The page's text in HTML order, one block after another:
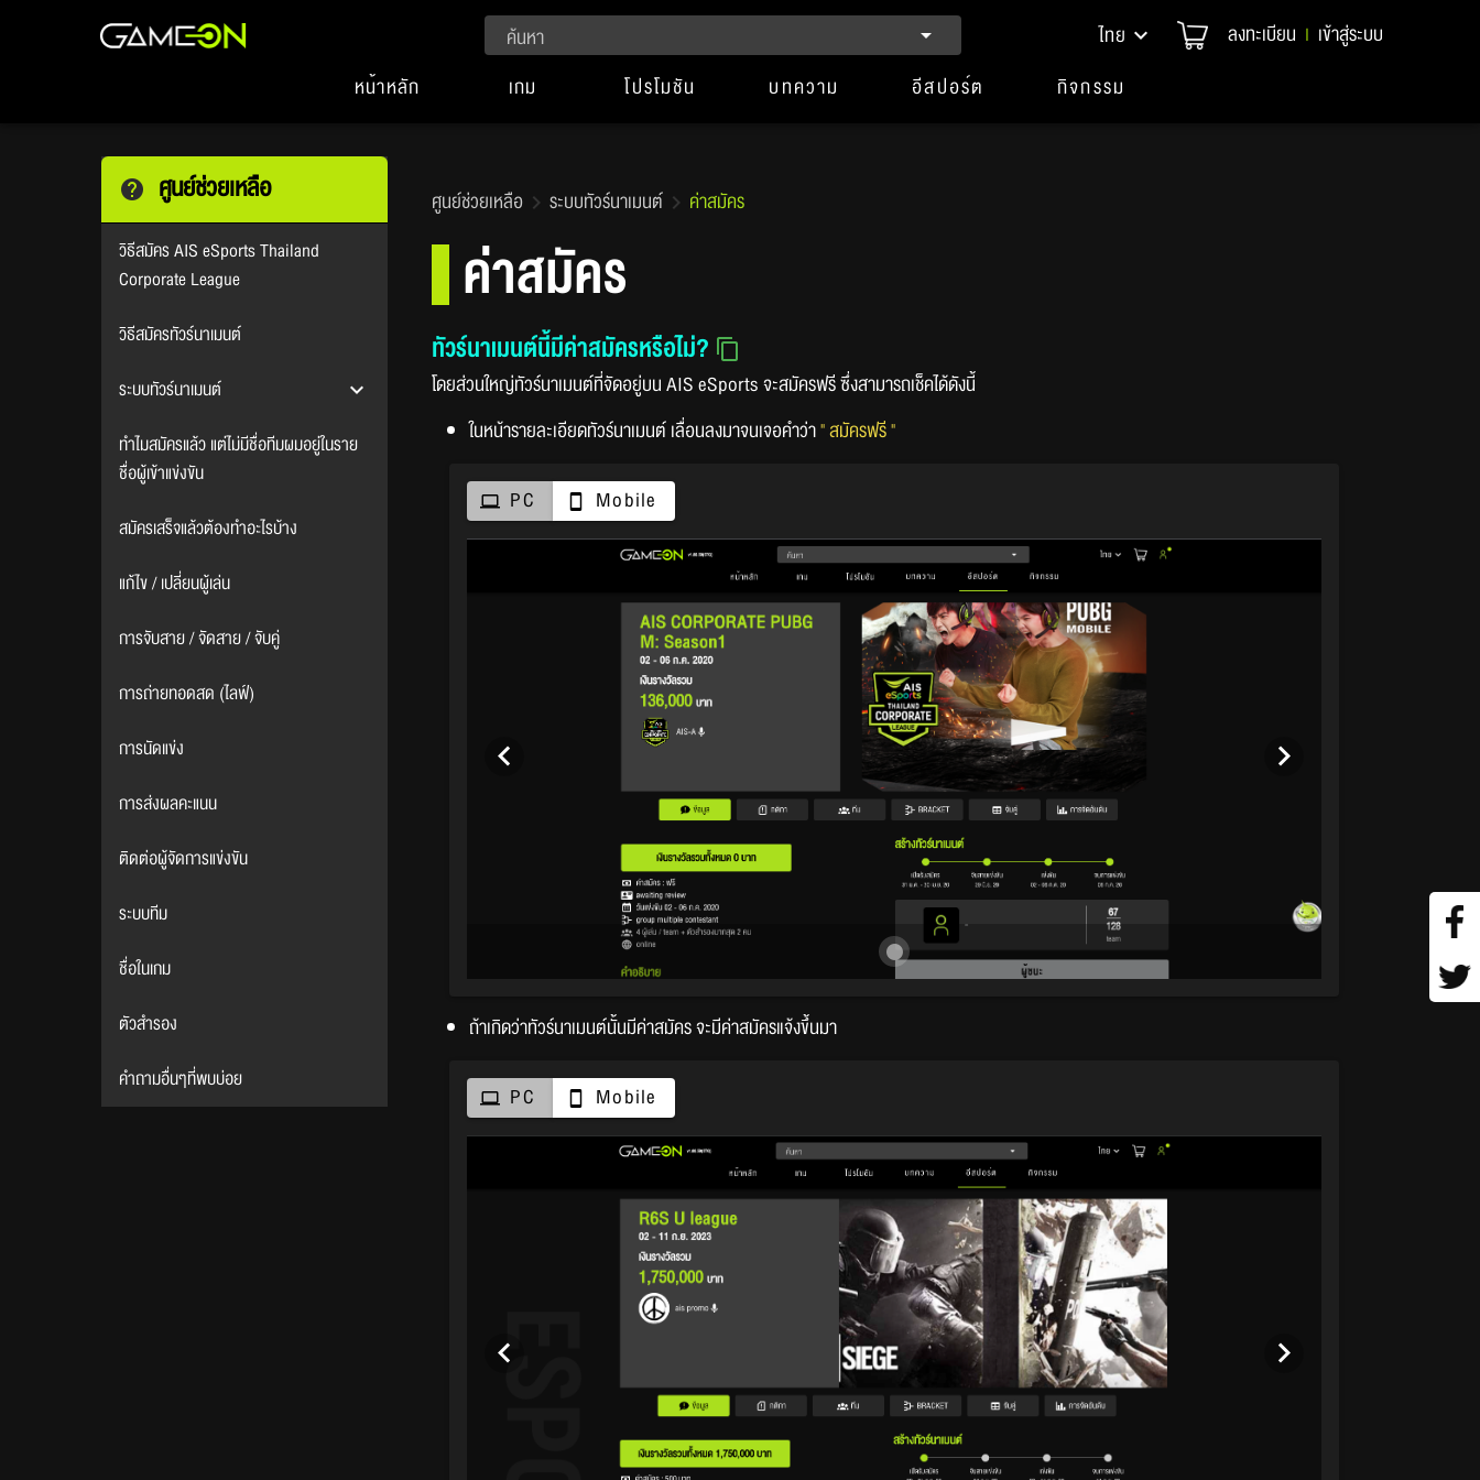
ค้นหา ไทย ลงทะเบียน | เข้าสู่ระบบ
หน้าหลัก
เกม โปรโมชัน บทความ อีสปอร์ต กิจกรรม
ศูนย์ช่วยเหลือ
วิธีสมัคร AIS eSports Thailand
Corporate League
วิธีสมัครทัวร์นาเมนต์
ระบบทัวร์นาเมนต์
ทำไมสมัครแล้ว แต่ไม่มีชื่อทีมผมอยู่ในราย
ชื่อผู้เข้าแข่งขัน
สมัครเสร็จแล้วต้องทำอะไรบ้าง
แก้ไข / เปลี่ยนผู้เล่น
การจับสาย / จัดสาย / จับคู่
การถ่ายทอดสด (ไลฟ์)
การนัดแข่ง
การส่งผลคะแนน
ติดต่อผู้จัดการแข่งขัน
ระบบทีม
ชื่อในเกม
ตัวสำรอง
คำถามอื่นๆที่พบบ่อย
ศูนย์ช่วยเหลือ ระบบทัวร์นาเมนต์ ค่าสมัคร
ค่าสมัคร
ทัวร์นาเมนต์นี้มีค่าสมัครหรือไม่?
โดยส่วนใหญ่ทัวร์นาเมนต์ที่จัดอยู่บน AIS eSports จะสมัครฟรี ซึ่งสามารถเช็คได้ดังนี้
ในหน้ารายละเอียดทัวร์นาเมนต์ เลื่อนลงมาจนเจอคำว่า" สมัครฟรี "
PC Mobile
ถ้าเกิดว่าทัวร์นาเมนต์นั้นมีค่าสมัคร จะมีค่าสมัครแจ้งขึ้นมา
PC Mobile